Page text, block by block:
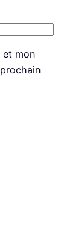
et mon